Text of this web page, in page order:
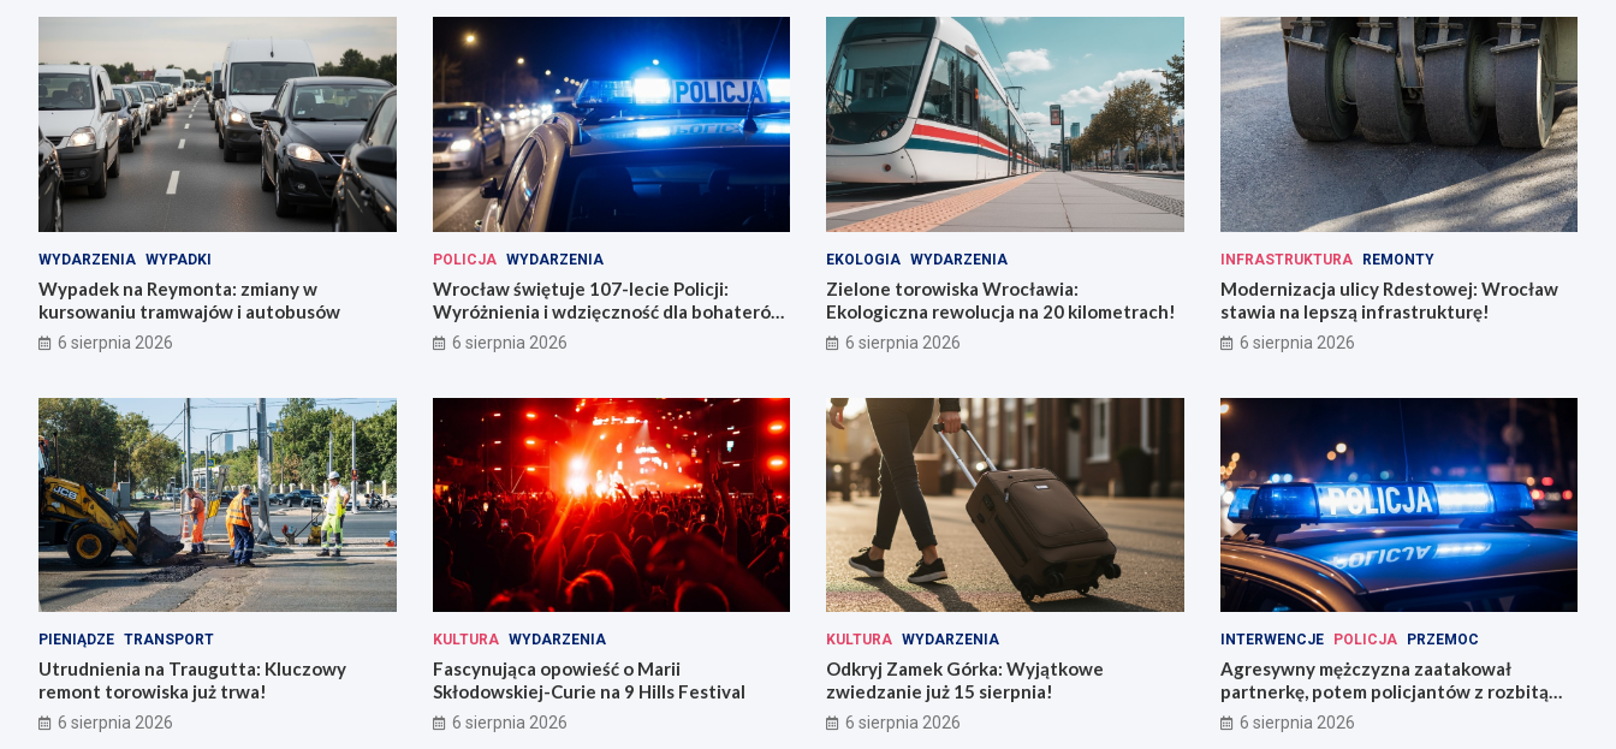
WYDARZENIA WYPADKI
Wypadek na Reymonta: zmiany w
kursowaniu tramwajów i autobusów
6 sierpnia 2026
POLICJA WYDARZENIA
Wrocław świętuje 107-lecie Policji:
Wyróżnienia i wdzięczność dla bohaterów
codzienności
6 sierpnia 2026
EKOLOGIA WYDARZENIA
Zielone torowiska Wrocławia:
Ekologiczna rewolucja na 20 kilometrach!
6 sierpnia 2026
INFRASTRUKTURA REMONTY
Modernizacja ulicy Rdestowej: Wrocław
stawia na lepszą infrastrukturę!
6 sierpnia 2026
PIENIĄDZE TRANSPORT
Utrudnienia na Traugutta: Kluczowy
remont torowiska już trwa!
6 sierpnia 2026
KULTURA WYDARZENIA
Fascynująca opowieść o Marii
Skłodowskiej-Curie na 9 Hills Festival
6 sierpnia 2026
KULTURA WYDARZENIA
Odkryj Zamek Górka: Wyjątkowe
zwiedzanie już 15 sierpnia!
6 sierpnia 2026
INTERWENCJE POLICJA PRZEMOC
Agresywny mężczyzna zaatakował
partnerkę, potem policjantów z rozbitą
butelką
6 sierpnia 2026